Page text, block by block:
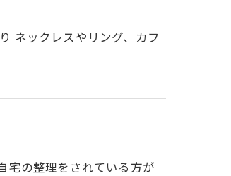
ネックレスやリング、カフ
宅の整理をされている方が